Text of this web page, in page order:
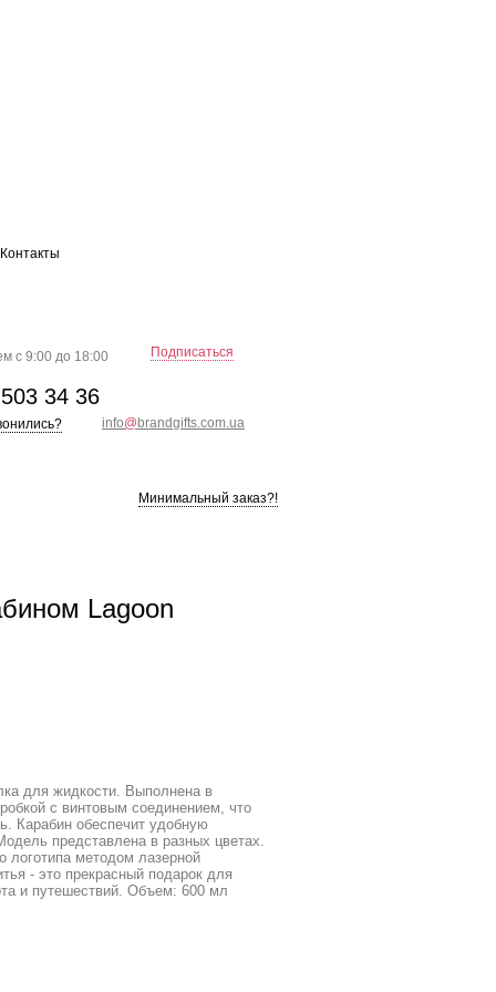
Контакты
с 9:00 до 18:00 Подписаться
503 34 36
info@ brandgifts.com.ua
Минимальный заказ?!
Lagoon
для жидкости. Выполнена в
с винтовым соединением, что
Карабин обеспечит удобную
представлена в разных цветах.
логотипа методом лазерной
- это прекрасный подарок для
и путешествий. Объем: 600 мл